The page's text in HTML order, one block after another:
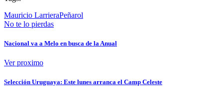
Mauricio LarrieraPeñarol
No te lo pierdas
Nacional va a Melo en busca de la Anual
Ver proximo
Selección Uruguaya: Este lunes arranca el Camp Celeste